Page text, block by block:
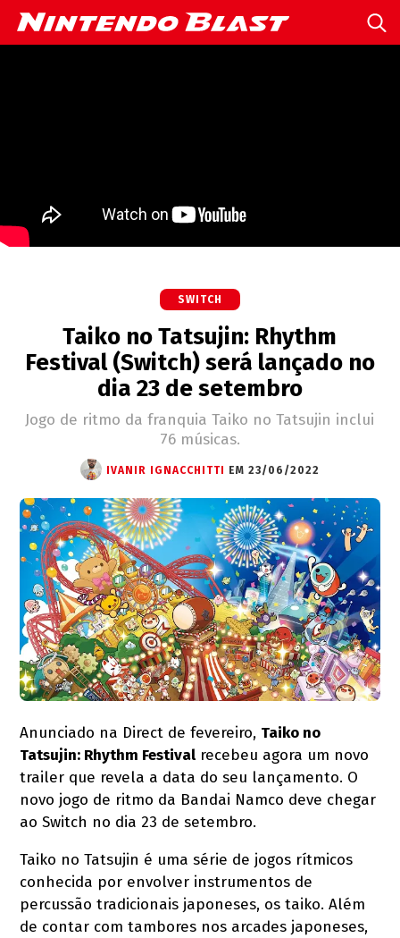
SWITCH
Taiko no Tatsujin: Rhythm
Festival (Switch) será lançado no
dia 23 de setembro
Jogo de ritmo da franquia Taiko no Tatsujin inclui
76 músicas.
IVANIR IGNACCHITTI EM 23/06/2022
Anunciado na Direct de fevereiro, Taiko no
Tatsujin: Rhythm Festival recebeu agora um novo
trailer que revela a data do seu lançamento. O
novo jogo de ritmo da Bandai Namco deve chegar
ao Switch no dia 23 de setembro.
Taiko no Tatsujin é uma série de jogos rítmicos
conhecida por envolver instrumentos de
percussão tradicionais japoneses, os taiko. Além
de contar com tambores nos arcades japoneses,